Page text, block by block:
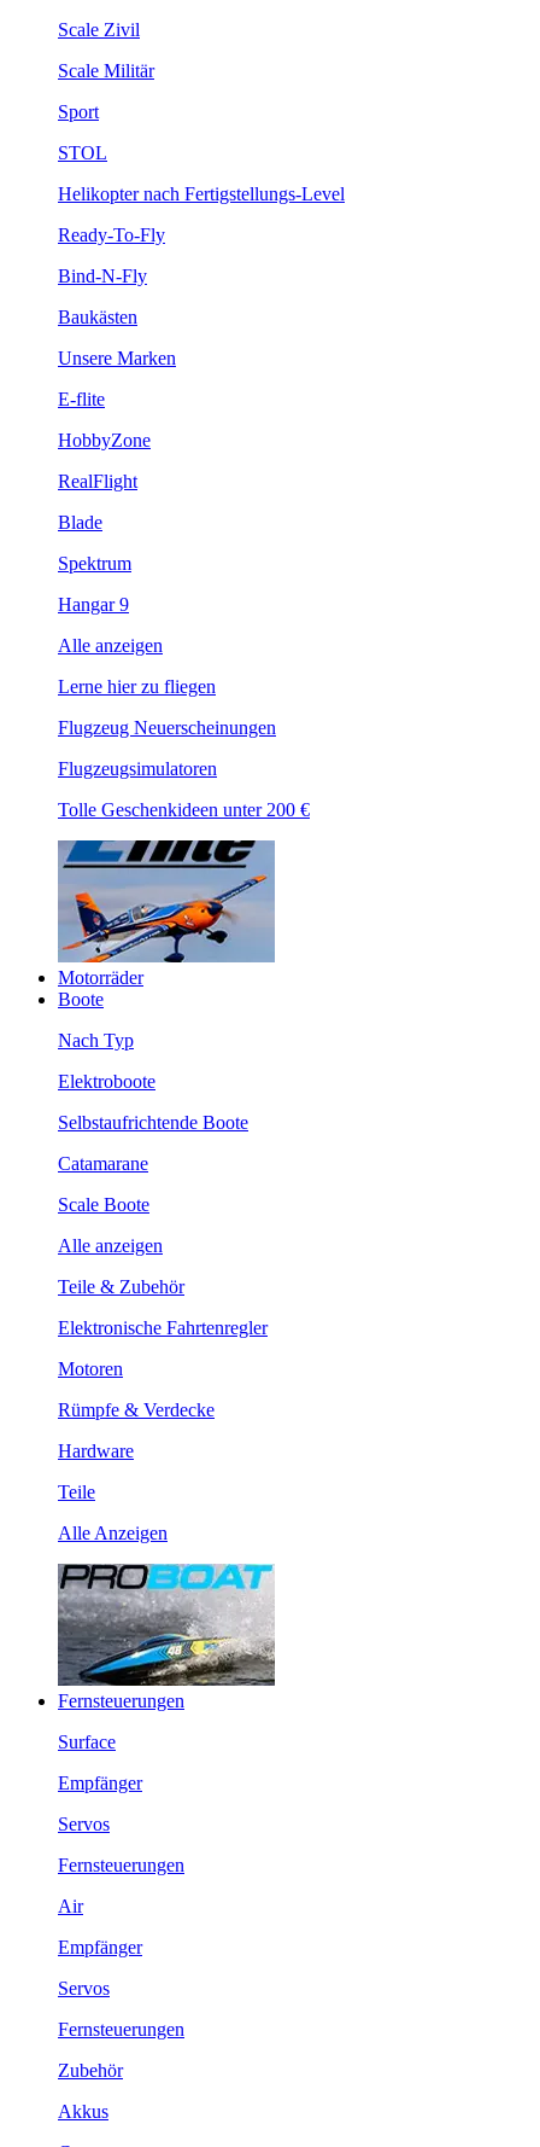
Scale Zivil
Scale Militär
Sport
STOL
Helikopter nach Fertigstellungs-Level
Ready-To-Fly
Bind-N-Fly
Baukästen
Unsere Marken
E-flite
HobbyZone
RealFlight
Blade
Spektrum
Hangar 9
Alle anzeigen
Lerne hier zu fliegen
Flugzeug Neuerscheinungen
Flugzeugsimulatoren
Tolle Geschenkideen unter 200 €
Motorräder
Boote
Nach Typ
Elektroboote
Selbstaufrichtende Boote
Catamarane
Scale Boote
Alle anzeigen
Teile & Zubehör
Elektronische Fahrtenregler
Motoren
Rümpfe & Verdecke
Hardware
Teile
Alle Anzeigen
Fernsteuerungen
Surface
Empfänger
Servos
Fernsteuerungen
Air
Empfänger
Servos
Fernsteuerungen
Zubehör
Akkus